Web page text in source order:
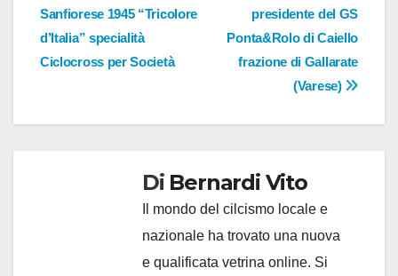
articoli
presidente del GS
Ponta&Rolo di Caiello
frazione di Gallarate
(Varese)
Sanfiorese 1945 “Tricolore
d’Italia” specialità
Ciclocross per Società
Di Bernardi Vito
Il mondo del cilcismo locale e
nazionale ha trovato una nuova
e qualificata vetrina online. Si